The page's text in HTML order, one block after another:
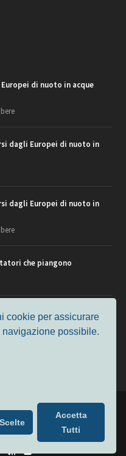
di nuoto in acque
dagli Europei di nuoto in
dagli Europei di nuoto in
che piangono
del nuoto per
| Alimentato da
in Cifre
Policy
cookie per assicurare
possibile.
Accetta
Tutti